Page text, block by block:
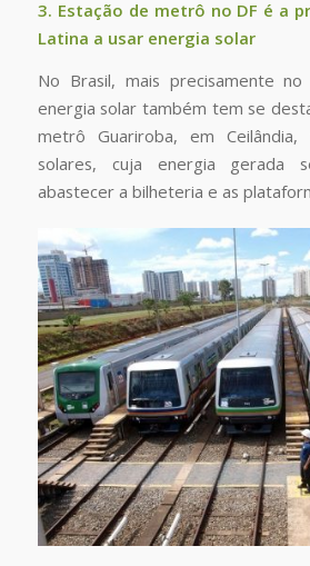
3. Estação de metrô no DF é a
Latina a usar energia solar
No Brasil, mais precisamente
energia solar também tem se
metrô Guariroba, em Ceilândia,
solares, cuja energia gerada
abastecer a bilheteria e as